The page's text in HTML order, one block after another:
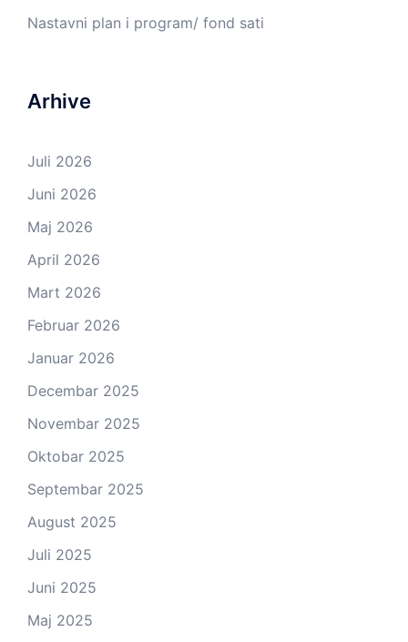
Nastavni plan i program/ fond sati
Arhive
Juli 2026
Juni 2026
Maj 2026
April 2026
Mart 2026
Februar 2026
Januar 2026
Decembar 2025
Novembar 2025
Oktobar 2025
Septembar 2025
August 2025
Juli 2025
Juni 2025
Maj 2025